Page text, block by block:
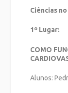
Ciências
1º Lugar:
COMO
Alunos: